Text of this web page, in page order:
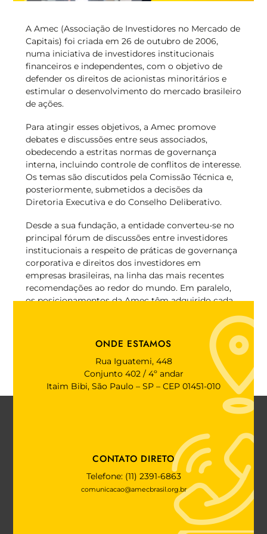
A Amec (Associação de Investidores no Mercado de
Capitais) foi criada em 26 de outubro de 2006,
numa iniciativa de investidores institucionais
financeiros e independentes, com o objetivo de
defender os direitos de acionistas minoritários e
estimular o desenvolvimento do mercado brasileiro
de ações.
Para atingir esses objetivos, a Amec promove
debates e discussões entre seus associados,
obedecendo a estritas normas de governança
interna, incluindo controle de conflitos de interesse.
Os temas são discutidos pela Comissão Técnica e,
posteriormente, submetidos a decisões da
Diretoria Executiva e do Conselho Deliberativo.
Desde a sua fundação, a entidade converteu-se no
principal fórum de discussões entre investidores
institucionais a respeito de práticas de governança
corporativa e direitos dos investidores em
empresas brasileiras, na linha das mais recentes
recomendações ao redor do mundo. Em paralelo,
os posicionamentos da Amec têm adquirido cada
independência com que atua.
ONDE ESTAMOS
Rua Iguatemi, 448
Conjunto 402 / 4º andar
Itaim Bibi, São Paulo – SP – CEP 01451-010
CONTATO DIRETO
Telefone: (11) 2391-6863
comunicacao@amecbrasil.org.br